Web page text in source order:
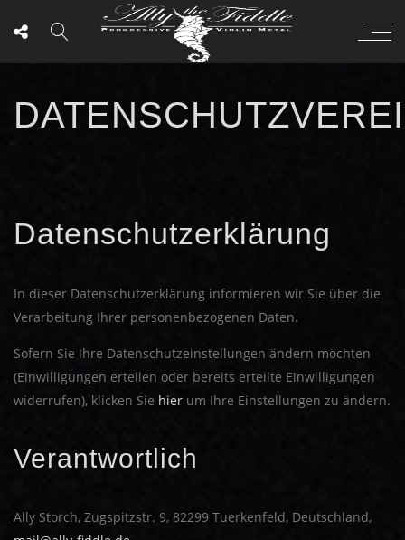
Datenschutzerklärung
In dieser Datenschutzerklärung informieren wir Sie über die
Verarbeitung Ihrer personenbezogenen Daten.
Sofern Sie Ihre Datenschutzeinstellungen ändern möchten
(Einwilligungen erteilen oder bereits erteilte Einwilligungen
widerrufen), klicken Sie hier um Ihre Einstellungen zu ändern.
Verantwortlich
Ally Storch, Zugspitzstr. 9, 82299 Tuerkenfeld, Deutschland,